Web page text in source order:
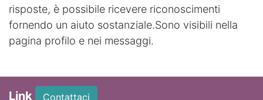
risposte, è possibile ricevere riconoscimenti
fornendo un aiuto sostanziale.Sono visibili nella
pagina profilo e nei messaggi.
Link
Contattaci